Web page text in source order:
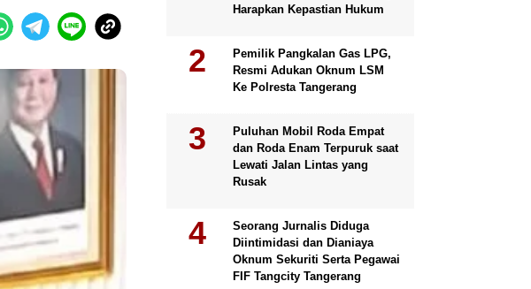
Harapkan Kepastian Hukum
Pemilik Pangkalan Gas LPG,
Resmi Adukan Oknum LSM
Ke Polresta Tangerang
Puluhan Mobil Roda Empat
dan Roda Enam Terpuruk saat
Lewati Jalan Lintas yang
Rusak
Seorang Jurnalis Diduga
Diintimidasi dan Dianiaya
Oknum Sekuriti Serta Pegawai
FIF Tangcity Tangerang